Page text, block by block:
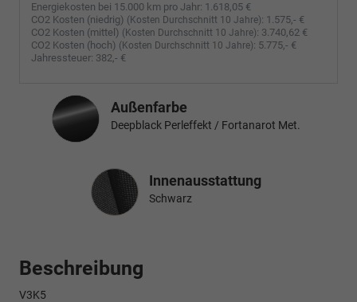
Energiekosten bei 15.000 km pro Jahr: 1.618,05 €
CO2 Kosten (niedrig) (Kosten Durchschnitt 10 Jahre): 1.575,- €
CO2 Kosten (mittel) (Kosten Durchschnitt 10 Jahre): 3.740,62 €
CO2 Kosten (hoch) (Kosten Durchschnitt 10 Jahre): 5.775,- €
Jahressteuer: 382,- €
Außenfarbe
Deepblack Perleffekt / Fortanarot Met.
InnenausstattungInnenausstattung
Schwarz
Beschreibung
V3K5